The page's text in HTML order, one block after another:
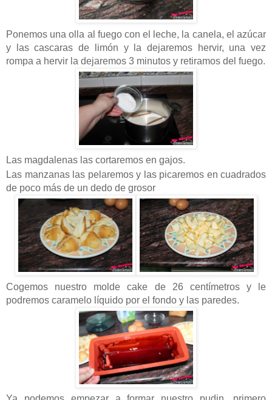
Ponemos una olla al fuego con el leche, la canela, el azúcar
y las cascaras de limón y la dejaremos hervir, una vez
rompa a hervir la dejaremos 3 minutos y retiramos del fuego.
Las magdalenas las cortaremos en gajos.
Las manzanas las pelaremos y las picaremos en cuadrados
de poco más de un dedo de grosor
Cogemos nuestro molde cake de 26 centímetros y le
podremos caramelo líquido por el fondo y las paredes.